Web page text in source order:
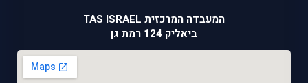
המעבדה המרכזית TAS ISRAEL
ביאליק 124 רמת גן